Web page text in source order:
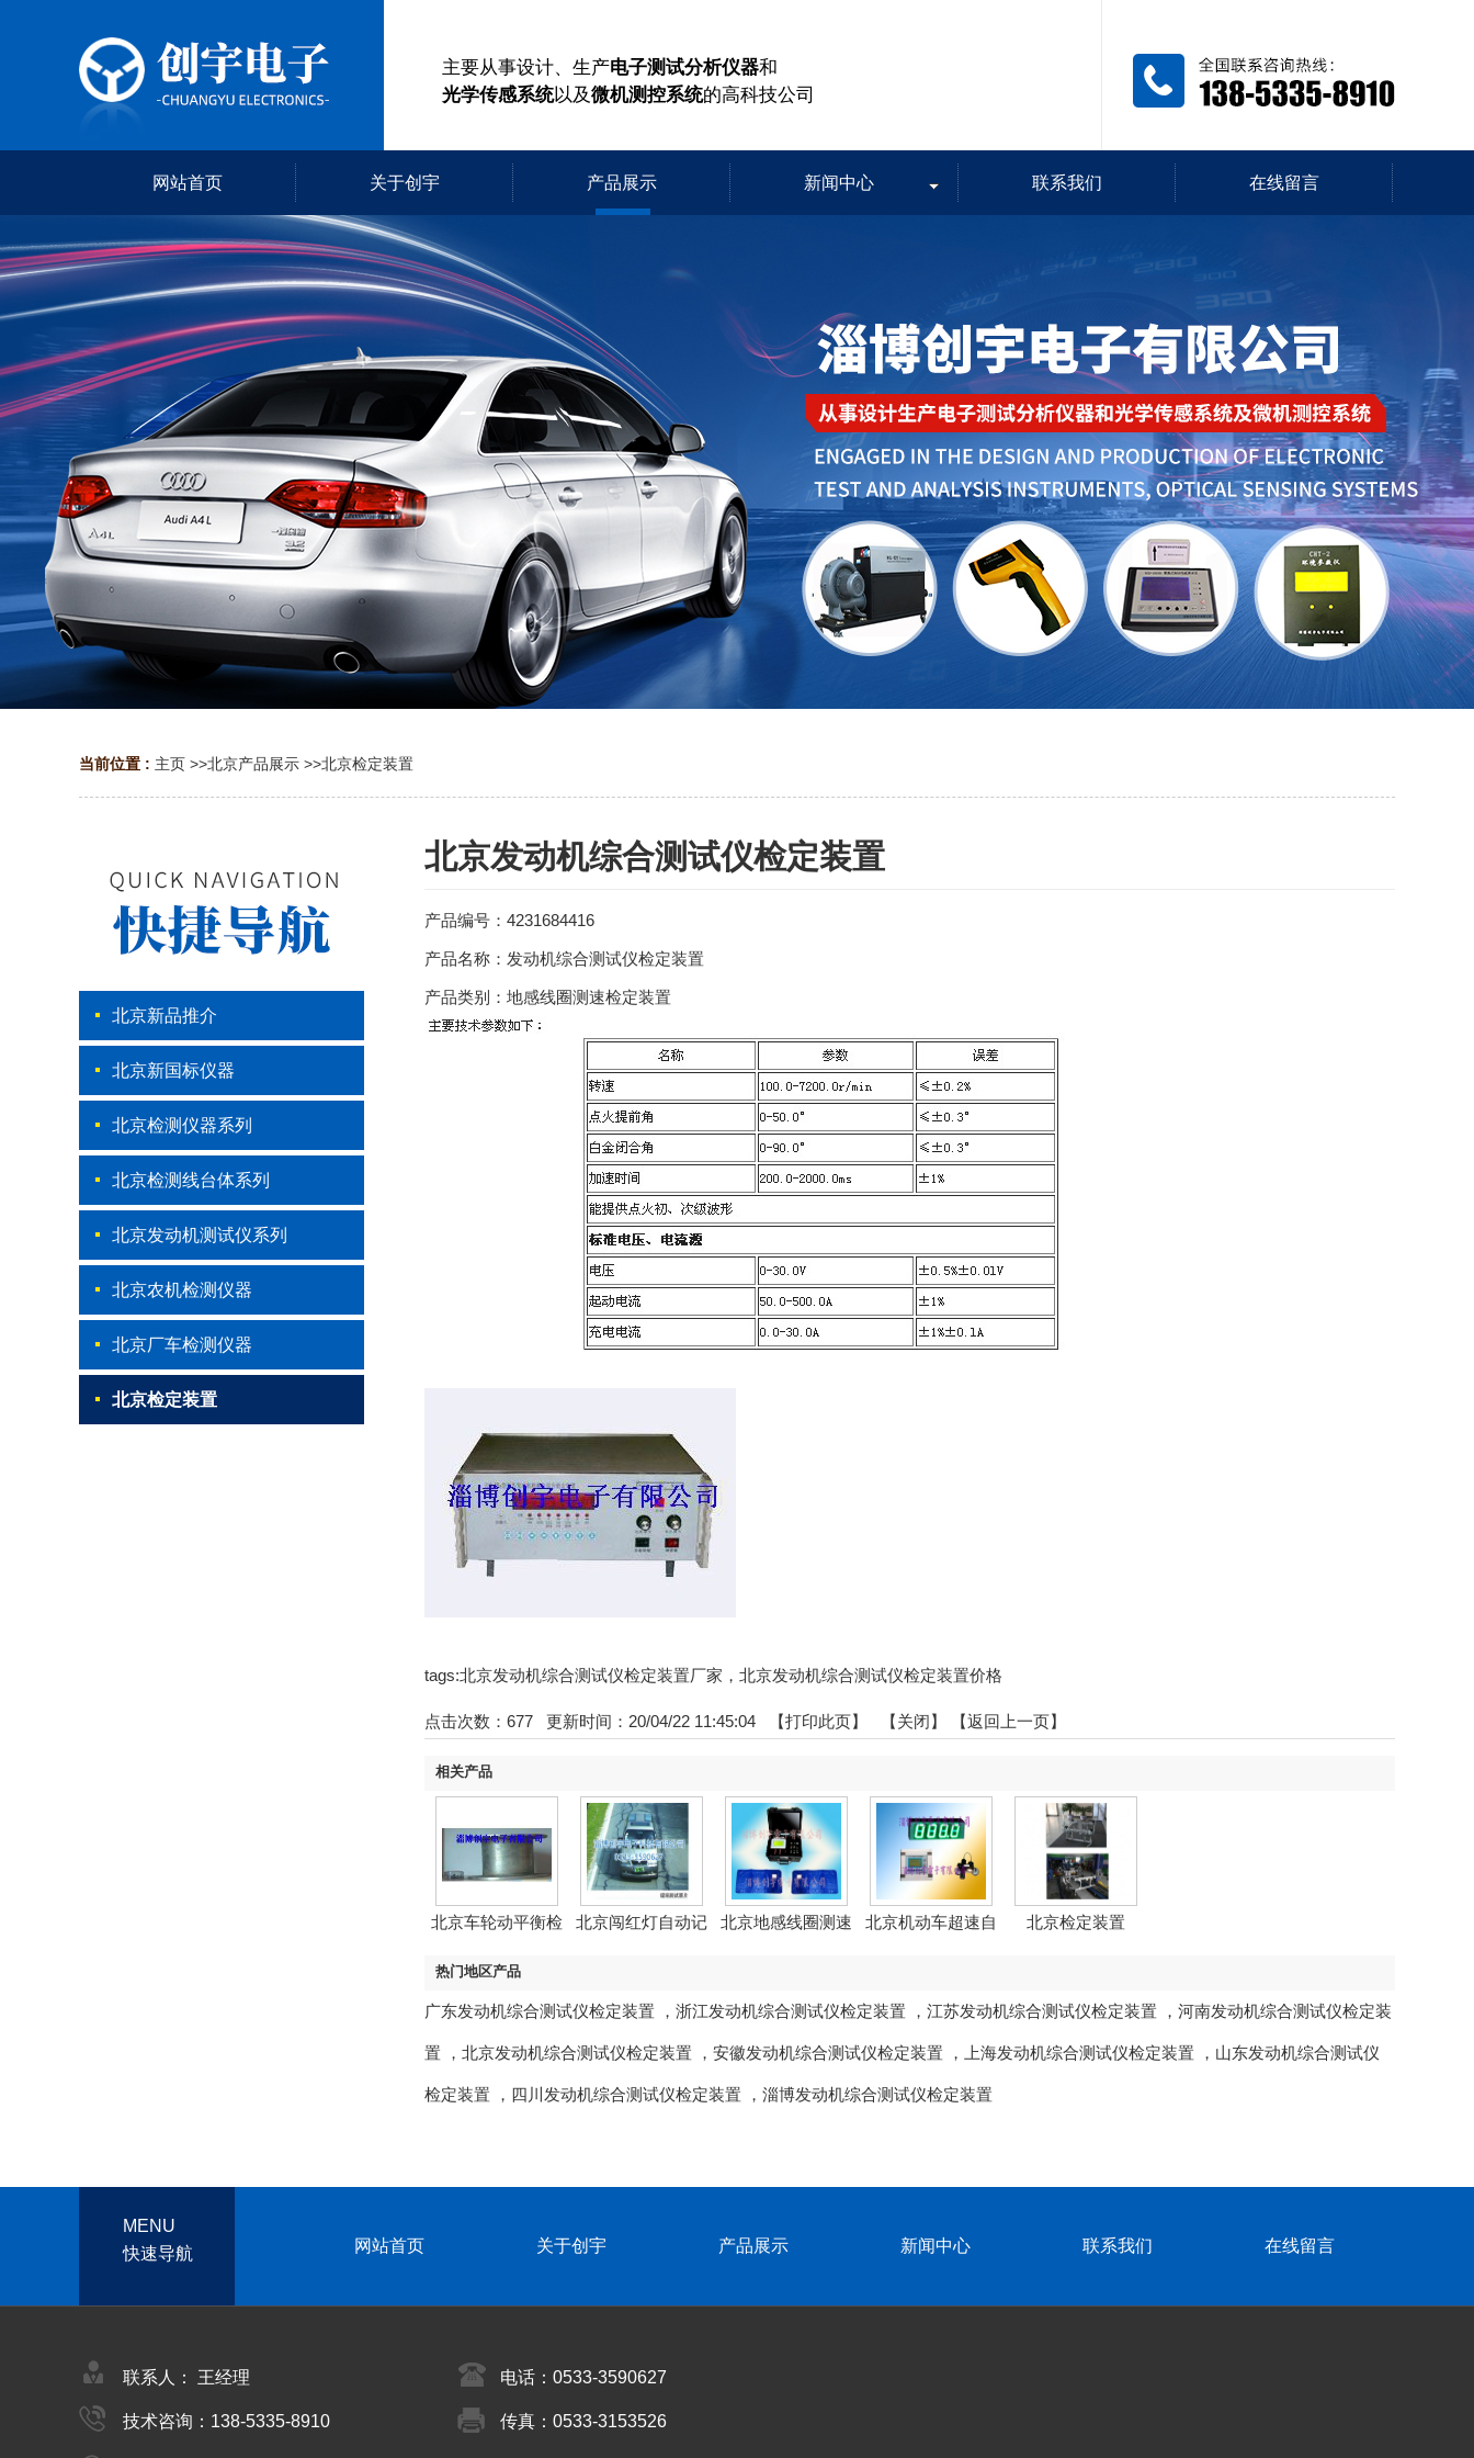
主要从事设计、生产电子测试分析仪器和
光学传感系统以及微机测控系统的高科技公司
网站首页 关于创宇 产品展示 新闻中心 联系我们 在线留言
当前位置 : 主页 >>北京产品展示 >>北京检定装置
北京新品推介
北京新国标仪器
北京检测仪器系列
北京检测线台体系列
北京发动机测试仪系列
北京农机检测仪器
北京厂车检测仪器
北京检定装置
北京发动机综合测试仪检定装置
产品编号： 4231684416
产品名称：发动机综合测试仪检定装置
产品类别：地感线圈测速检定装置
tags:北京发动机综合测试仪检定装置厂家，北京发动机综合测试仪检定装置价格
点击次数： 677 更新时间：20/04/22 11:45:04 【打印此页】 【关闭】 【返回上一页】
相关产品
北京车轮动平衡检
北京闯红灯自动记
北京地感线圈测速
北京机动车超速自
北京检定装置
热门地区产品
广东发动机综合测试仪检定装置 ， 浙江发动机综合测试仪检定装置 ， 江苏发动机综合测试仪检定装置 ， 河南发动机综合测试仪检定装
置 ， 北京发动机综合测试仪检定装置 ， 安徽发动机综合测试仪检定装置 ， 上海发动机综合测试仪检定装置 ， 山东发动机综合测试仪
检定装置 ， 四川发动机综合测试仪检定装置 ， 淄博发动机综合测试仪检定装置
MENU
快速导航
网站首页 关于创宇 产品展示 新闻中心 联系我们 在线留言
联系人： 王经理
技术咨询：138-5335-8910
电话：0533-3590627
传真：0533-3153526